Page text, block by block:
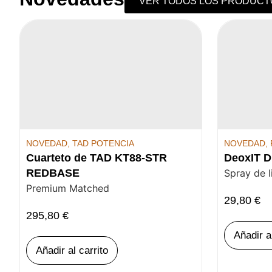
NOVEDAD, TAD POTENCIA
Cuarteto de TAD KT88-STR
REDBASE
Premium Matched
295,80 €
Añadir al carrito
NOVEDAD,
DeoxIT
Spray de
29,80€
Añadir